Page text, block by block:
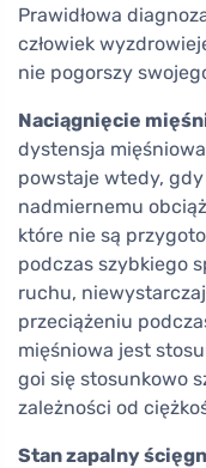
Prawidłowa
człowiek
nie pogorszy
Naciągnięcie
dystensja
powstaje wtedy,
nadmiernemu
które nie są
podczas szybkiego
ruchu,
przeciążeniu
mięśniowa jest
goi się stosunkowo
zależności od
Stan zapalny